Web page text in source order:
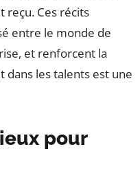
reçu. Ces récits
entre le monde de
et renforcent la
dans les talents est une
pour